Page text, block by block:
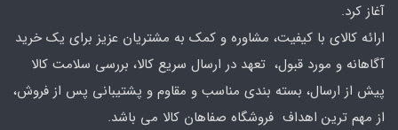
آغاز کرد.
ارائه کالای با کیفیت، مشاوره و کمک به مشتریان عزیز برای یک خرید
آگاهانه و مورد قبول، تعهد در ارسال سریع کالا، بررسی سلامت کالا
پیش از ارسال، بسته بندی مناسب و مقاوم و پشتیبانی پس از فروش،
از مهم ترین اهداف فروشگاه صفاهان کالا می باشد.